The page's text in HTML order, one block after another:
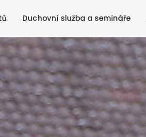
Duchovní služba a semináře